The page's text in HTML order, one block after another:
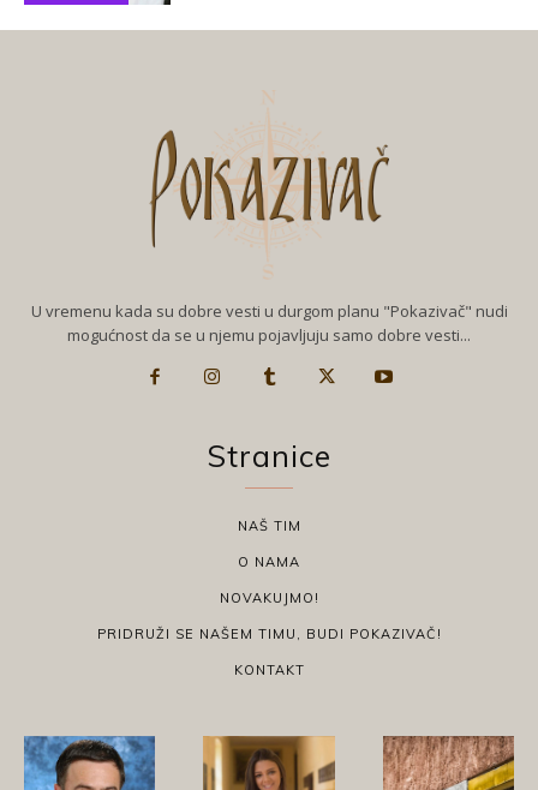
U vremenu kada su dobre vesti u durgom planu "Pokazivač" nudi
mogućnost da se u njemu pojavljuju samo dobre vesti...
Stranice
NAŠ TIM
O NAMA
NOVAKUJMO!
PRIDRUŽI SE NAŠEM TIMU, BUDI POKAZIVAČ!
KONTAKT